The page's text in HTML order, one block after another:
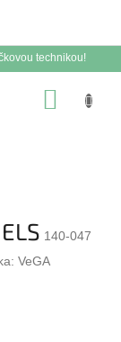
technikou!
140-047
VeGA